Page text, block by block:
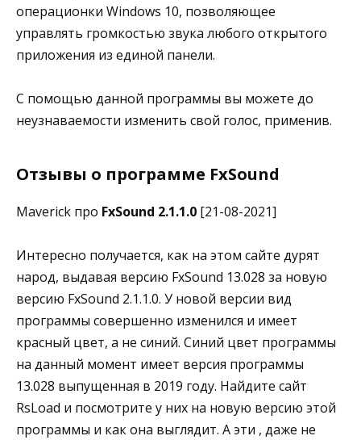
операционки Windows 10, позволяющее
управлять громкостью звука любого открытого
приложения из единой панели.
С помощью данной программы вы можете до
неузнаваемости изменить свой голос, применив.
Отзывы о программе FxSound
Maverick про FxSound 2.1.1.0 [21-08-2021]
Интересно получается, как на этом сайте дурят
народ, выдавая версию FxSound 13.028 за новую
версию FxSound 2.1.1.0. У новой версии вид
программы совершенно изменился и имеет
красный цвет, а не синий. Синий цвет программы
на данный момент имеет версия программы
13.028 выпущенная в 2019 году. Найдите сайт
RsLoad и посмотрите у них на новую версию этой
программы и как она выглядит. А эти , даже не